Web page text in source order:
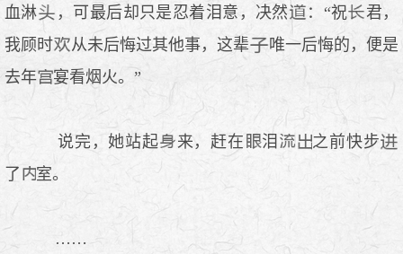
血淋
，可最后却只是忍着泪意，决然 ：“祝
君，
我顾时
从未后悔过其他事，这辈
唯一后悔的，便是
去年
宴看烟火。”
说完，她站起 来，赶在 泪
之前快步
了
室。
……